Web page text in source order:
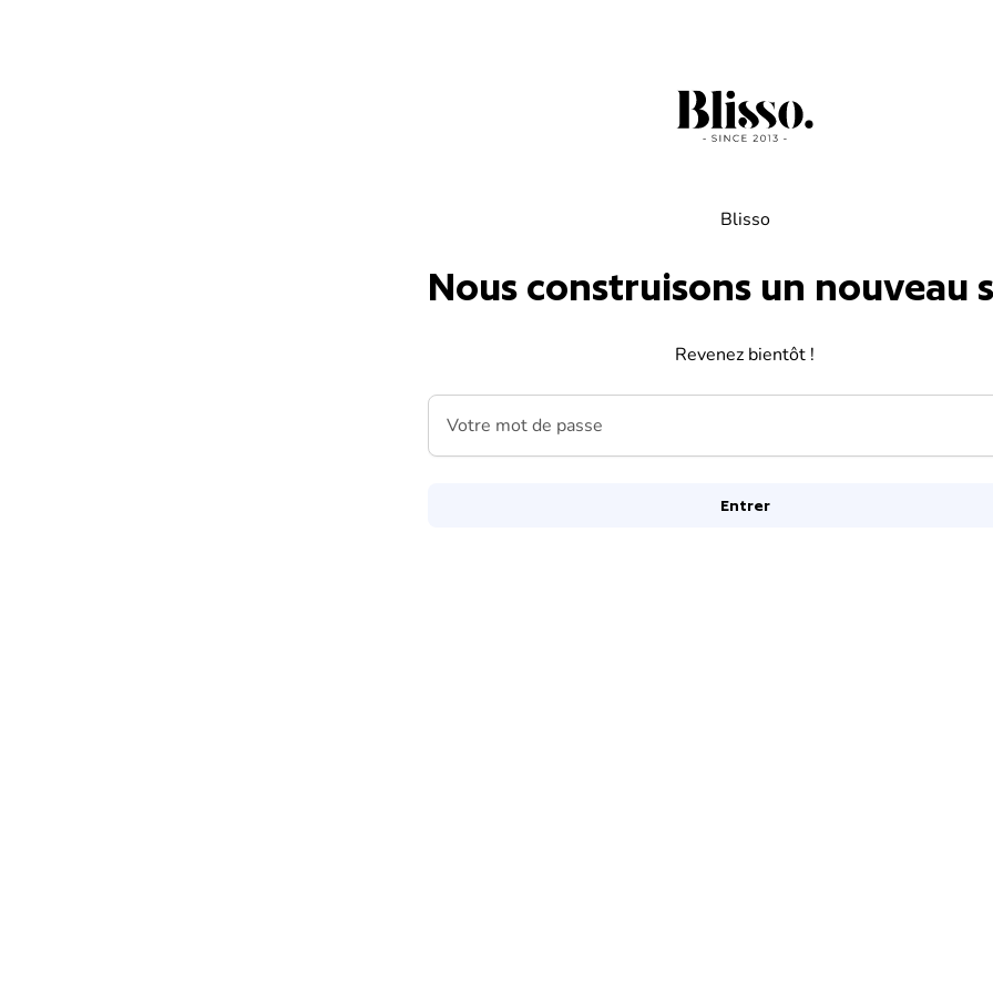
Blisso
Nous construisons un nouveau
Revenez bientôt !
Votre mot de passe
Entrer